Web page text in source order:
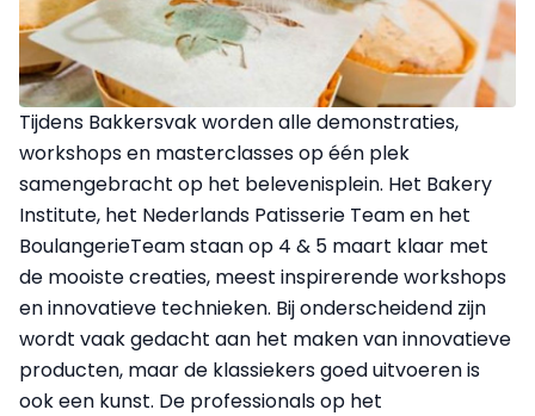
Tijdens Bakkersvak worden alle demonstraties,
workshops en masterclasses op één plek
samengebracht op het belevenisplein. Het Bakery
Institute, het Nederlands Patisserie Team en het
BoulangerieTeam staan op 4 & 5 maart klaar met
de mooiste creaties, meest inspirerende workshops
en innovatieve technieken. Bij onderscheidend zijn
wordt vaak gedacht aan het maken van innovatieve
producten, maar de klassiekers goed uitvoeren is
ook een kunst. De professionals op het